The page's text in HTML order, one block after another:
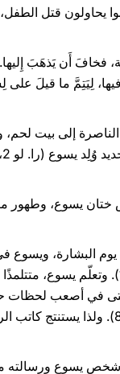
أَن يَذهَبَ إِليها.
إلى بيت
البشارة،
العائلة، أن يكون خاضعًا لوالديه (را. لو 2،
المشيئة طعامه اليومي (را. يو ​​4،
، و"أطاع حتى الموت [...] موت الصليب"
يسوع ورسالته